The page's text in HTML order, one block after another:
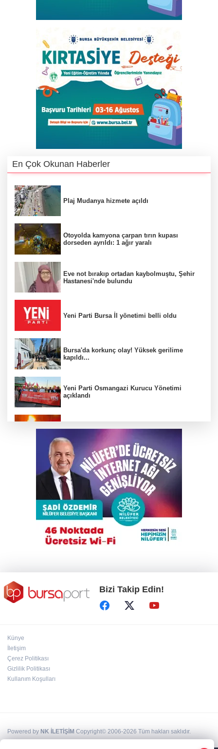
En Çok Okunan Haberler
Plaj Mudanya hizmete açıldı
Otoyolda kamyona çarpan tırın kupası
dorseden ayrıldı: 1 ağır yaralı
Eve not bırakıp ortadan kaybolmuştu, Şehir
Hastanesi'nde bulundu
Yeni Parti Bursa İl yönetimi belli oldu
Bursa'da korkunç olay! Yüksek gerilime
kapıldı...
Yeni Parti Osmangazi Kurucu Yönetimi
açıklandı
Bursa’da iş yeri alev alev yandı
Avcılar Belediyesi'ne operasyon: 13 kişiye
gözaltı
Mudanya'da tavuk çiftliğinde yangın çıktı
Bizi Takip Edin!
Künye
İletişim
Çerez Politikası
Gizlilik Politikası
Kullanım Koşulları
Powered by NK İLETİŞİM Copyright© 2006-2026 Tüm hakları saklıdır.